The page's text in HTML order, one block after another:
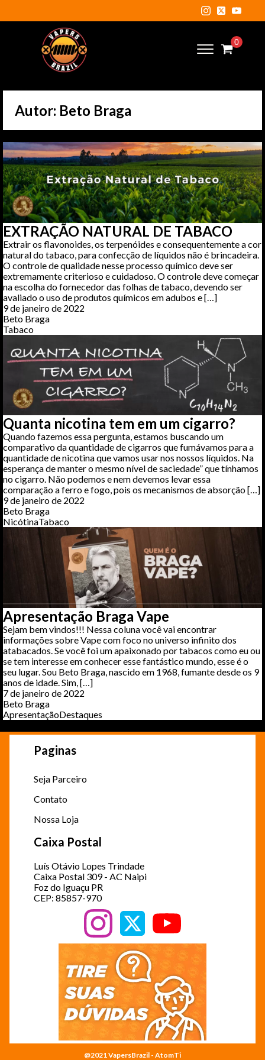
Autor: Beto Braga
EXTRAÇÃO NATURAL DE TABACO
Extrair os flavonoides, os terpenóides e consequentemente a cor
natural do tabaco, para confecção de líquidos não é brincadeira.
O controle de qualidade nesse processo químico deve ser
extremamente criterioso e cuidadoso. O controle deve começar
na escolha do fornecedor das folhas de tabaco, devendo ser
avaliado o uso de produtos químicos em adubos e […]
9 de janeiro de 2022
Beto Braga
Tabaco
Quanta nicotina tem em um cigarro?
Quando fazemos essa pergunta, estamos buscando um
comparativo da quantidade de cigarros que fumávamos para a
quantidade de nicotina que vamos usar nos nossos líquidos. Na
esperança de manter o mesmo nível de saciedade” que tínhamos
no cigarro. Não podemos e nem devemos levar essa
comparação a ferro e fogo, pois os mecanismos de absorção […]
9 de janeiro de 2022
Beto Braga
NicótinaTabaco
Apresentação Braga Vape
Sejam bem vindos!!! Nessa coluna você vai encontrar
informações sobre Vape com foco no universo infinito dos
atabacados. Se você foi um apaixonado por tabacos como eu ou
se tem interesse em conhecer esse fantástico mundo, esse é o
seu lugar. Sou Beto Braga, nascido em 1968, fumante desde os 9
anos de idade. Sim, […]
7 de janeiro de 2022
Beto Braga
ApresentaçãoDestaques
Paginas
Seja Parceiro
Contato
Nossa Loja
Caixa Postal
Luís Otávio Lopes Trindade
Caixa Postal 309 - AC Naipi
Foz do Iguaçu PR
CEP: 85857-970
@2021 VapersBrazil - AtomTi